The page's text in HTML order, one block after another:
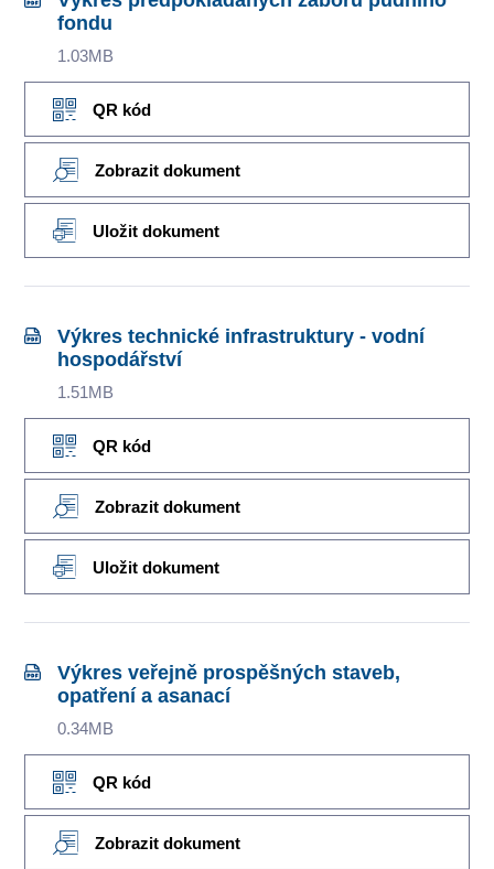
fondu
1.03MB
QR kód
Zobrazit dokument
Uložit dokument
Výkres technické infrastruktury - vodní
hospodářství
1.51MB
QR kód
Zobrazit dokument
Uložit dokument
Výkres veřejně prospěšných staveb,
opatření a asanací
0.34MB
QR kód
Zobrazit dokument